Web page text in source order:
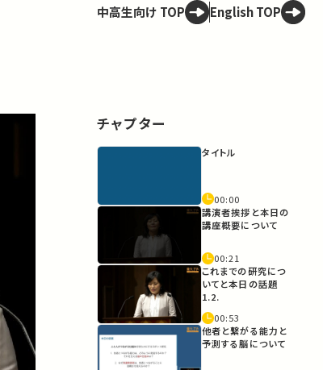
中高生向け TOP English TOP
チャプター
タイトル
00:00
講演者挨拶と本日の
講座概要について
00:21
これまでの研究につ
いてと本日の話題
1.2.
00:53
他者と繋がる能力と
予測する脳について